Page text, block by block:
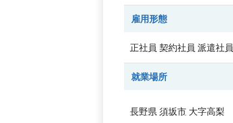
雇用形態
正社員 契約社員 派遣社員
就業場所
長野県 須坂市 大字高梨